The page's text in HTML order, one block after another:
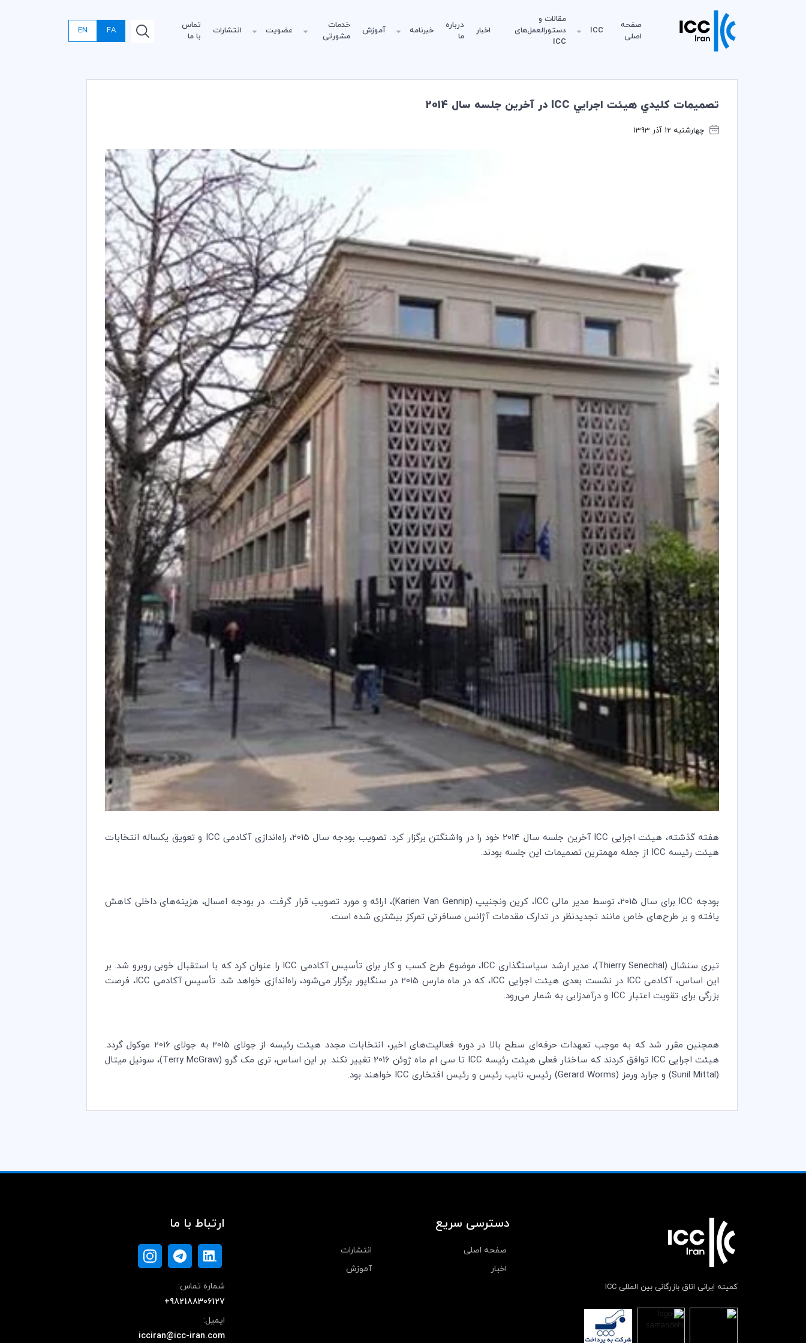
صفحه
اصلی
ICC
مقالات و
دستورالعمل‌های
ICC
اخبار
درباره
ما
خبرنامه آموزش
خدمات
مشورتی
عضویت انتشارات
تماس
با ما
FA
EN
تصميمات كليدي هيئت اجرايي ICC در آخرين جلسه سال 2014
چهارشنبه 12 آذر 1393
هفته گذشته، هیئت اجرایی ICC آخرین جلسه سال 2014 خود را در واشنگتن برگزار کرد. تصویب بودجه سال 2015، راه‌اندازی آکادمی ICC و تعویق یکساله انتخابات
هیئت رئیسه ICC از جمله مهمترین تصمیمات این جلسه بودند.
بودجه ICC برای سال 2015، توسط مدیر مالی ICC، کرین ونجنیپ (Karien Van Gennip)، ارائه و مورد تصویب قرار گرفت. در بودجه امسال، هزینه‌های داخلی کاهش
یافته و بر طرح‌های خاص مانند تجدیدنظر در تدارک مقدمات آژانس مسافرتی تمرکز بیشتری شده است.
تیری سنشال (Thierry Senechal)، مدیر ارشد سیاستگذاری ICC، موضوع طرح کسب و کار برای تأسیس آکادمی ICC را عنوان کرد که با استقبال خوبی روبرو شد. بر
این اساس، آکادمی ICC در نشست بعدی هیئت اجرایی ICC، که در ماه مارس 2015 در سنگاپور برگزار می‌شود، راه‌اندازی خواهد شد. تأسیس آکادمی ICC، فرصت
بزرگی برای تقویت اعتبار ICC و درآمدزایی به شمار می‌رود.
همچنین مقرر شد که به موجب تعهدات حرفه‌ای سطح بالا در دوره فعالیت‌های اخیر، انتخابات مجدد هیئت رئیسه از جولای 2015 به جولای 2016 موکول گردد.
هیئت اجرایی ICC توافق کردند که ساختار فعلی هیئت رئیسه ICC تا سی ام ماه ژوئن 2016 تغییر نکند. بر این اساس، تری مک گرو ( Terry McGraw)، سونیل میتال
(
Sunil Mittal) و جرارد ورمز (Gerard Worms) رئیس، نایب رئیس و رئیس افتخاری ICC خواهند بود.
کمیته ایرانی اتاق بازرگانی بین المللی ICC
دسترسی سریع
صفحه اصلی
انتشارات
اخبار
آموزش
ارتباط با ما
شماره تماس:
+982188306127
ایمیل:
icciran@icc-iran.com